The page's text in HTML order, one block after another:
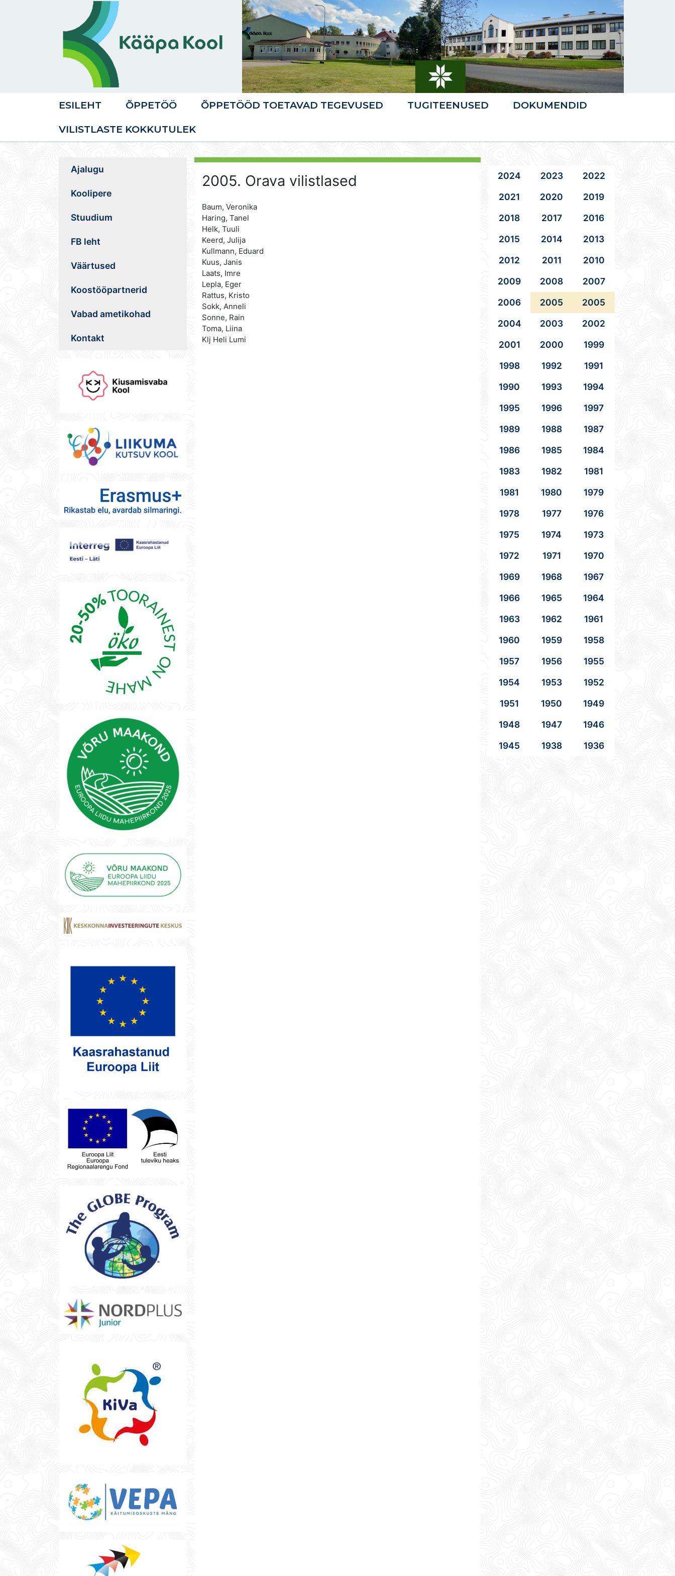
ESILEHT ÕPPETÖÖ ÕPPETÖÖD TOETAVAD TEGEVUSED TUGITEENUSED
DOKUMENDID
VILISTLASTE KOKKUTULEK
2005. Orava vilistlased
Baum, Veronika
Haring, Tanel
Helk, Tuuli
Keerd, Julija
Kullmann, Eduard
Kuus, Janis
Laats, Imre
Lepla, Eger
Rattus, Kristo
Sokk, Anneli
Sonne, Rain
Toma, Liina
Klj Heli Lumi
2024 2023
2022
2021
2020
2019
2018
2017
2016
2015
2014
2013
2012
2011
2010
2009
2008
2007
2006
2005
2005
2004
2003
2002
2001
2000
1999
1998
1992
1991
1990
1993
1994
1995
1996
1997
1989
1988
1987
1986
1985
1984
1983
1982
1981
1981
1980
1979
1978
1977
1976
1975
1974
1973
1972
1971
1970
1969
1968
1967
1966
1965
1964
1963
1962
1961
1960
1959
1958
1957
1956
1955
1954
1953
1952
1951
1950
1949
1948
1947
1946
1945
1938 1936
Ajalugu
Koolipere
Stuudium
FB leht
Väärtused
Koostööpartnerid
Vabad ametikohad
Kontakt